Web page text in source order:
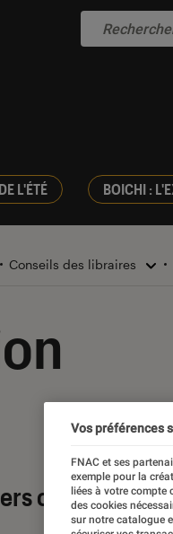
L'ÉTÉ BOICHI :
Conseils des libraires
contenus
Vos préférences
FNAC et ses
exemple pour la
liées à votre
des cookies
sur notre catalogue